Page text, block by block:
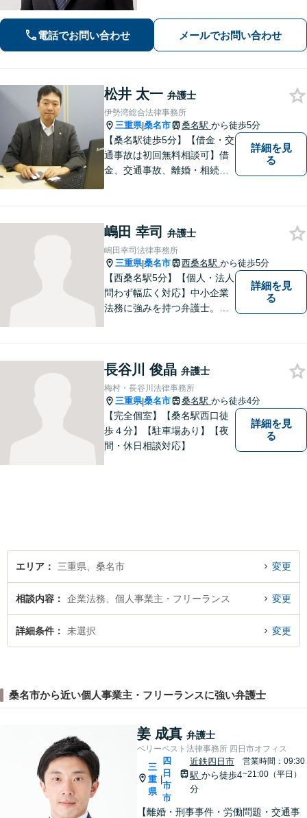
全力を尽くします。一人で悩まず、お
気軽にご相談ください【夜間土日相談
可（要予約）】
電話でお問い合わせ メールでお問い合わせ
松井 太一 弁護士
伊勢湾総合法律事務所
三重県|桑名市 桑名駅 から徒歩5分
【桑名駅徒歩5分】【借金・交
通事故は初回無料相談可】借
金、交通事故、離婚・相続、
ます。地域密着型の法律事務
所です。お気軽にどうぞ【弁
護士費用特約保険・法テラス
利用可】
詳細を見
る
嶋田 幸司 弁護士
嶋田幸司法律事務所
三重県|桑名市 西桑名駅 から徒歩5分
【西桑名駅5分】【個人・法人
問わず幅広く対応】中小企業
法務に強みを持つ弁護士。個
します。お困りごとは、お気
軽にご相談ください。
詳細を見
る
長谷川 俊晶 弁護士
梅村・長谷川法律事務所
三重県|桑名市 桑名駅 から徒歩4分
【完全個室】【桑名駅西口徒
歩４分】【駐車場あり】【夜
間・休日相談対応】
詳細を見
る
エリア 三重県、桑名市 変更
相談内容 企業法務、個人事業主・フリーランス 変更
詳細条件 未選択 変更
桑名市から近い個人事業主・フリーランスに強い弁護士
姜 成真 弁護士
ベリーベスト法律事務所 四日市オフィス
三
重
県
四
日
市
市
近鉄四日市
駅 から徒歩4
分
営業時間：09:30
~21:00（平日）
【離婚・刑事事件・労働問題・交通事